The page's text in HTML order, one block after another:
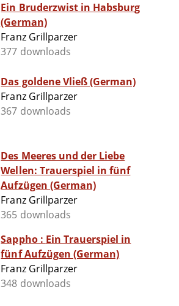
Ein Bruderzwist in Habsburg
(German)
Franz Grillparzer
377 downloads
Das goldene Vließ (German)
Franz Grillparzer
367 downloads
Des Meeres und der Liebe
Wellen: Trauerspiel in fünf
Aufzügen (German)
Franz Grillparzer
365 downloads
Sappho : Ein Trauerspiel in
fünf Aufzügen (German)
Franz Grillparzer
348 downloads